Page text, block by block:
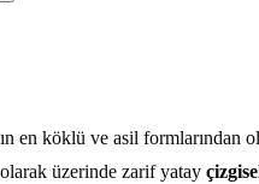
en köklü ve asil formlarından
üzerinde zarif yatay